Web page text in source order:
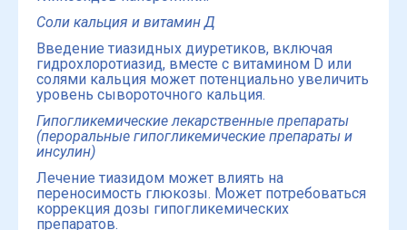
Соли кальция и витамин Д
Введение тиазидных диуретиков, включая
гидрохлоротиазид, вместе с витамином D или
солями кальция может потенциально увеличить
уровень сывороточного кальция.
Гипогликемические лекарственные препараты
(пероральные гипогликемические препараты и
инсулин)
Лечение тиазидом может влиять на
переносимость глюкозы. Может потребоваться
коррекция дозы гипогликемических
препаратов.